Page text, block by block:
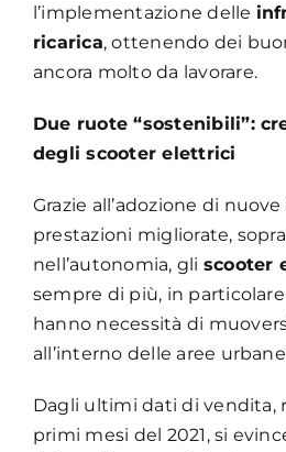
l’implementazione delle
ricarica, ottenendo dei
ancora molto da lavorare.
Due ruote “sostenibili”:
degli scooter elettrici
Grazie all’adozione di
prestazioni migliorate,
nell’autonomia, gli scooter
sempre di più, in
hanno necessità di
all’interno delle aree
Dagli ultimi dati di vendita,
primi mesi del 2021, si